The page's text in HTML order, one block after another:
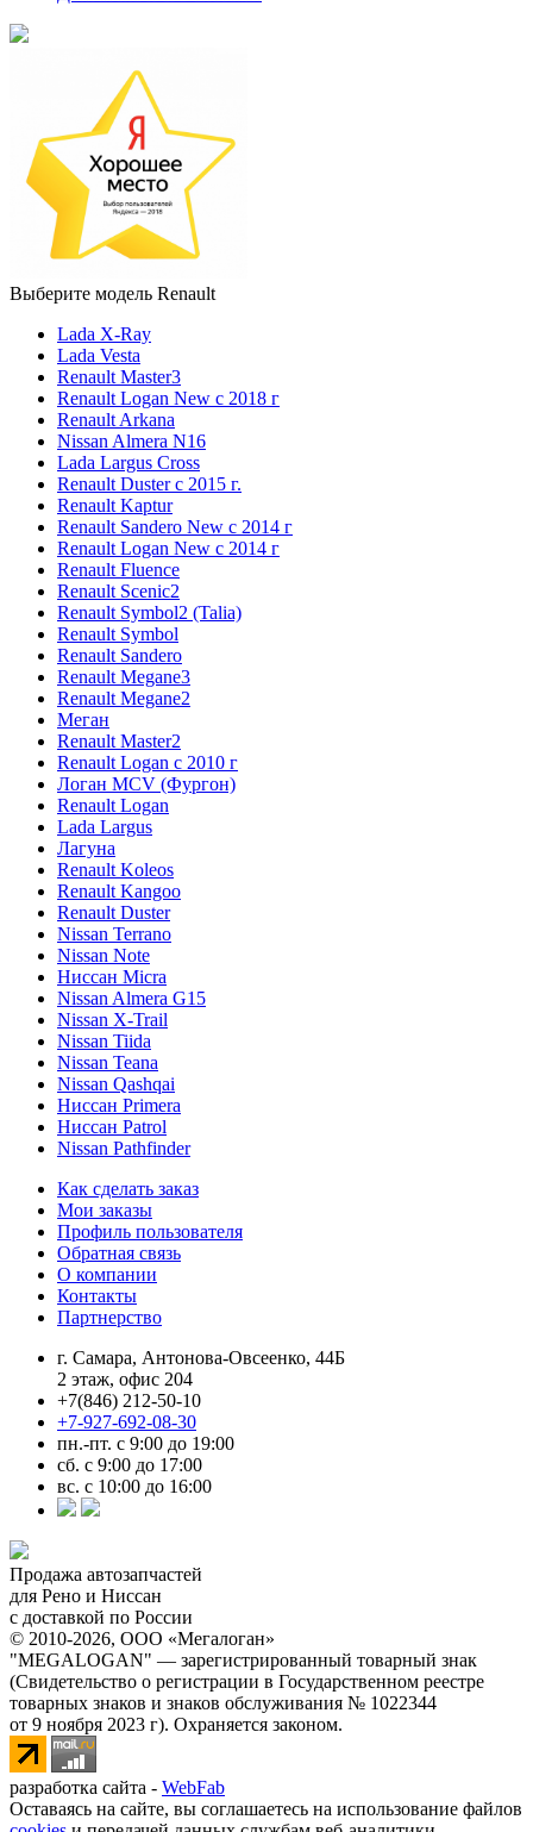
Выберите модель Renault
Lada X-Ray
Lada Vesta
Renault Master3
Renault Logan New с 2018 г
Renault Arkana
Nissan Almera N16
Lada Largus Cross
Renault Duster с 2015 г.
Renault Kaptur
Renault Sandero New с 2014 г
Renault Logan New с 2014 г
Renault Fluence
Renault Scenic2
Renault Symbol2 (Talia)
Renault Symbol
Renault Sandero
Renault Megane3
Renault Megane2
Меган
Renault Master2
Renault Logan c 2010 г
Логан МСV (Фургон)
Renault Logan
Lada Largus
Лагуна
Renault Koleos
Renault Kangoo
Renault Duster
Nissan Terrano
Nissan Note
Ниссан Micra
Nissan Almera G15
Nissan X-Trail
Nissan Tiida
Nissan Teana
Nissan Qashqai
Ниссан Primera
Ниссан Patrol
Nissan Pathfinder
Как сделать заказ
Мои заказы
Профиль пользователя
Обратная связь
О компании
Контакты
Партнерство
г. Самара, Антонова-Овсеенко, 44Б
2 этаж, офис 204
+7(846) 212-50-10
+7-927-692-08-30
пн.-пт. с 9:00 до 19:00
сб. с 9:00 до 17:00
вс. с 10:00 до 16:00
Продажа автозапчастей
для Рено и Ниссан
с доставкой по России
© 2010-2026, ООО «Мегалоган»
"MEGALOGAN" — зарегистрированный товарный знак
(Свидетельство о регистрации в Государственном реестре
товарных знаков и знаков обслуживания № 1022344
от 9 ноября 2023 г). Охраняется законом.
разработка сайта - WebFab
Оставаясь на сайте, вы соглашаетесь на использование файлов